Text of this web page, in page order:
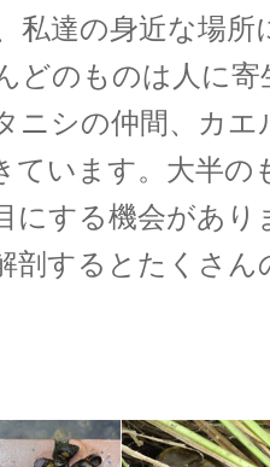
私達の身近な場所
どのものは人に
ニシの仲間、カエ
ています。大半の
にする機会があり
剖するとたくさん